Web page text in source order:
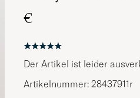
€
Der Artikel ist leider
Artikelnummer: 28437911r